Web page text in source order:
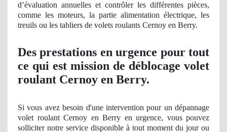
d’évaluation annuelles et contrôler les différentes pièces,
comme les moteurs, la partie alimentation électrique, les
treuils ou les tabliers de volets roulants Cernoy en Berry.
Des prestations en urgence pour tout
ce qui est mission de déblocage volet
roulant Cernoy en Berry.
Si vous avez besoin d'une intervention pour un dépannage
volet roulant Cernoy en Berry en urgence, vous pouvez
solliciter notre service disponible à tout moment du jour ou